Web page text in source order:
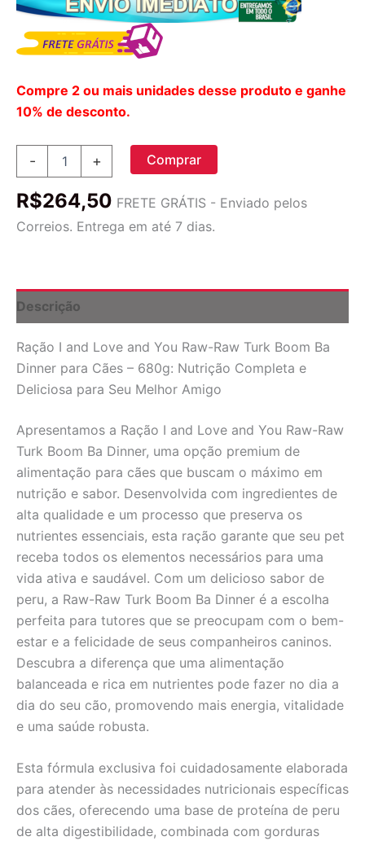
Compre 2 ou mais unidades desse produto e ganhe
10% de desconto.
-
Love
You
Ba
para
Cães
680g
+ Comprar
R$264,50 FRETE GRÁTIS - Enviado pelos
Correios. Entrega em até 7 dias.
Descrição
Ração I and Love and You Raw-Raw Turk Boom Ba
Dinner para Cães – 680g: Nutrição Completa e
Deliciosa para Seu Melhor Amigo
Apresentamos a Ração I and Love and You Raw-Raw
Turk Boom Ba Dinner, uma opção premium de
alimentação para cães que buscam o máximo em
nutrição e sabor. Desenvolvida com ingredientes de
alta qualidade e um processo que preserva os
nutrientes essenciais, esta ração garante que seu pet
receba todos os elementos necessários para uma
vida ativa e saudável. Com um delicioso sabor de
peru, a Raw-Raw Turk Boom Ba Dinner é a escolha
perfeita para tutores que se preocupam com o bem-
estar e a felicidade de seus companheiros caninos.
Descubra a diferença que uma alimentação
balanceada e rica em nutrientes pode fazer no dia a
dia do seu cão, promovendo mais energia, vitalidade
e uma saúde robusta.
Esta fórmula exclusiva foi cuidadosamente elaborada
para atender às necessidades nutricionais específicas
dos cães, oferecendo uma base de proteína de peru
de alta digestibilidade, combinada com gorduras